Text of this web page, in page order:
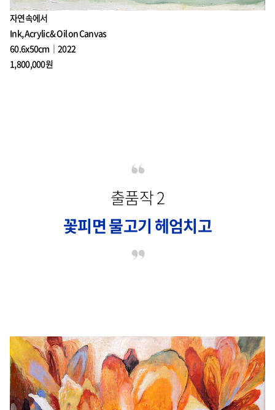
자연속에서
Ink, Acrylic & Oil on Canvas
60.6x50cm｜2022
1,800,000원
출품작 2
꽃피면 물고기 헤엄치고